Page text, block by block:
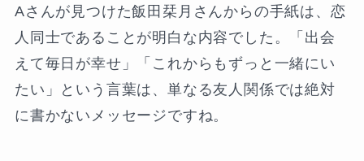
Aさんが見つけた飯田栞月さんからの手紙は、恋
人同士であることが明白な内容でした。「出会
えて毎日が幸せ」「これからもずっと一緒にい
たい」という言葉は、単なる友人関係では絶対
に書かないメッセージですね。